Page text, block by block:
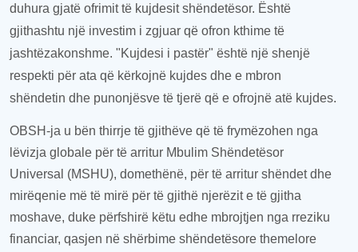
duhura gjatë ofrimit të kujdesit shëndetësor. Është
gjithashtu një investim i zgjuar që ofron kthime të
jashtëzakonshme. "Kujdesi i pastër" është një shenjë
respekti për ata që kërkojnë kujdes dhe e mbron
shëndetin dhe punonjësve të tjerë që e ofrojnë atë kujdes.
OBSH-ja u bën thirrje të gjithëve që të frymëzohen nga
lëvizja globale për të arritur Mbulim Shëndetësor
Universal (MSHU), domethënë, për të arritur shëndet dhe
mirëqenie më të mirë për të gjithë njerëzit e të gjitha
moshave, duke përfshirë këtu edhe mbrojtjen nga rreziku
financiar, qasjen në shërbime shëndetësore themelore